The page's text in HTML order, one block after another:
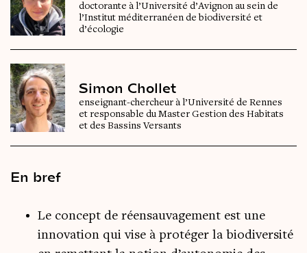
doctorante à l’Université d’Avignon au sein de
l’Institut méditerranéen de biodiversité et
d’écologie
Simon Chollet
enseignant-chercheur à l’Université de Rennes
et responsable du Master Gestion des Habitats
et des Bassins Versants
En bref
Le concept de réensauvagement est une
innovation qui vise à protéger la biodiversité